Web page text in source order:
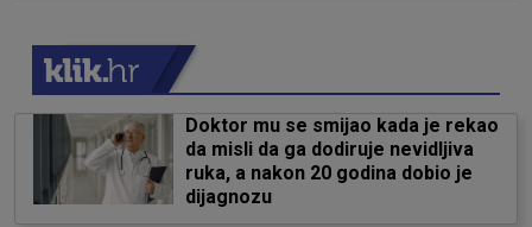
Doktor mu se smijao kada je rekao
da misli da ga dodiruje nevidljiva
ruka, a nakon 20 godina dobio je
dijagnozu